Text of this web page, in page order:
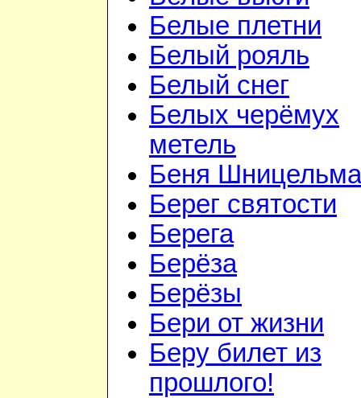
Белые плетни
Белый рояль
Белый снег
Белых черёмух
метель
Беня
Берег святости
Берега
Берёза
Берёзы
Бери от жизни
Беру билет из
прошлого!